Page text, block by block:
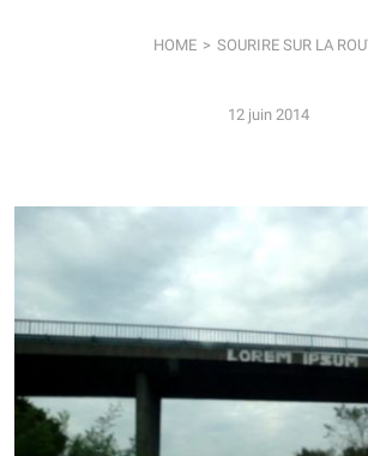
HOME SOURIRE SUR LA
12 juin 2014